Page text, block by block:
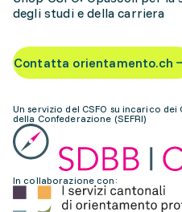
degli studi e della carriera
Contatta orientamento.ch
Un servizio del CSFO su incarico dei
della Confederazione (SEFRI)
In collaborazione con: